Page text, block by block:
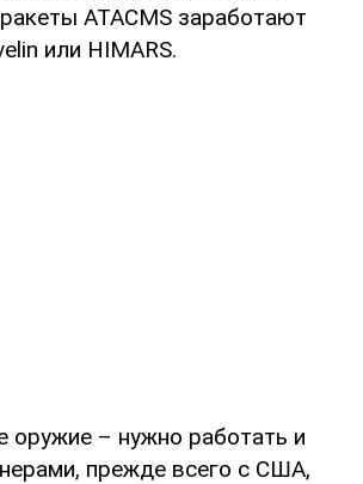
ATACMS заработают
или HIMARS.
оружие – нужно работать и
прежде всего с США,